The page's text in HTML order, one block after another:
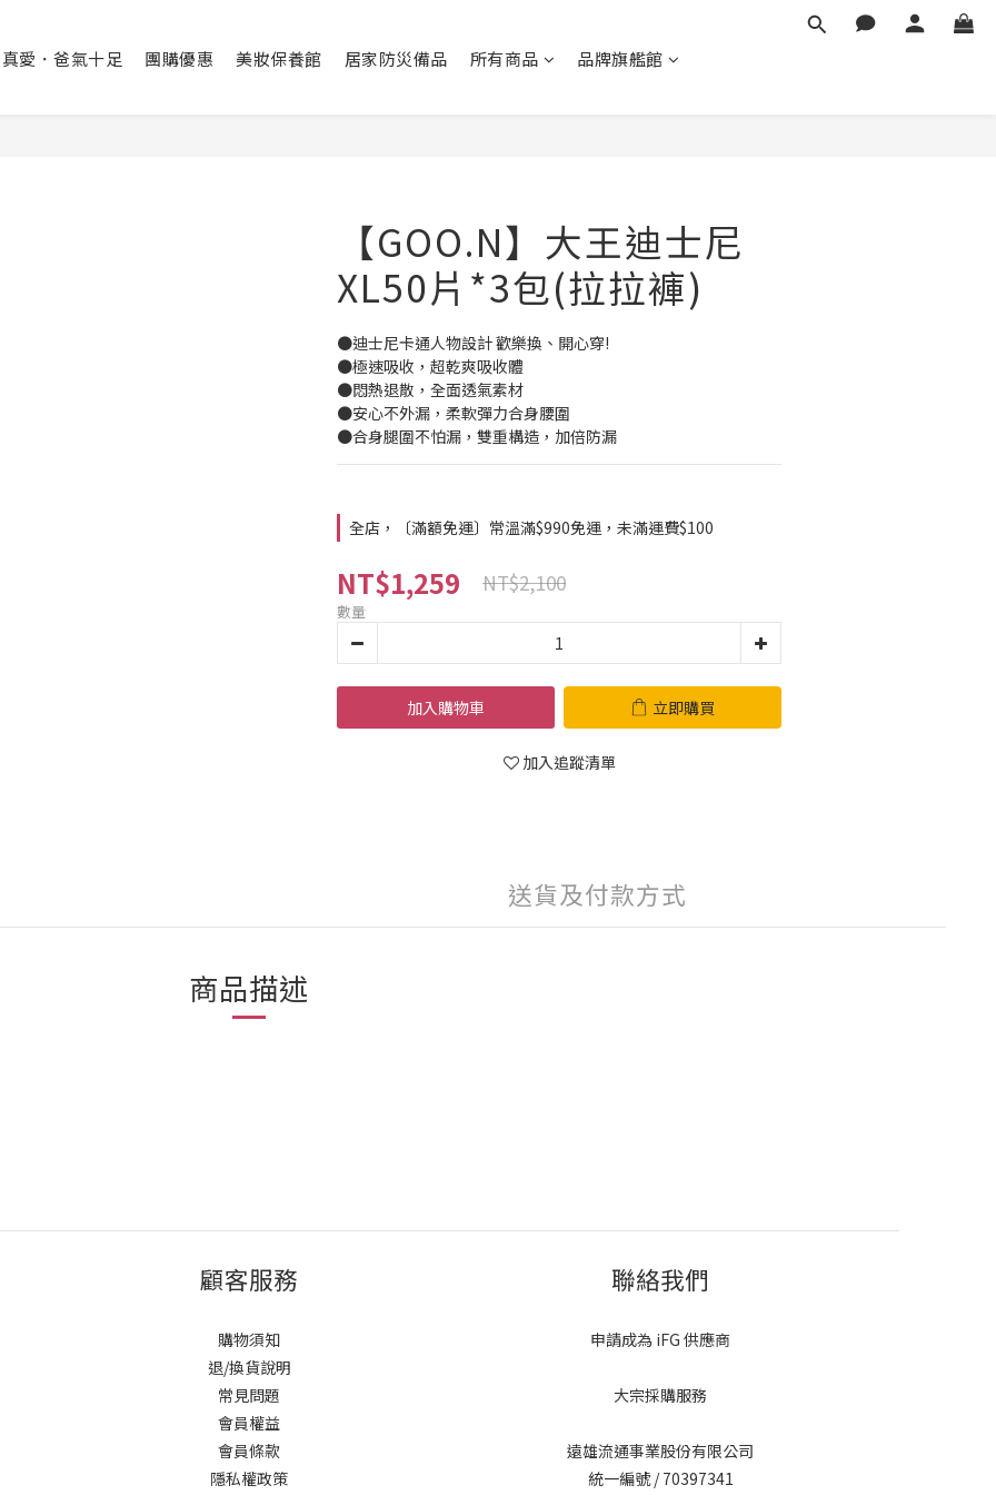
愛．爸氣十足 團購優惠 美妝保養館 居家防災備品 所有商品 品牌旗艦館
【GOO.N】大王迪士尼
XL50片*3包(拉拉褲)
●迪士尼卡通人物設計 歡樂換、開心穿!
●極速吸收，超乾爽吸收體
●悶熱退散，全面透氣素材
●安心不外漏，柔軟彈力合身腰圍
●合身腿圍不怕漏，雙重構造，加倍防漏
全店，〔滿額免運〕常溫滿$990免運，未滿運費$100
NT$1,259 NT$2,100
數量
加入購物車 立即購買
加入追蹤清單
送貨及付款方式
商品描述
顧客服務
購物須知
退/換貨說明
常見問題
會員權益
會員條款
隱私權政策
聯絡我們
申請成為 iFG 供應商
大宗採購服務
遠雄流通事業股份有限公司
統一編號 / 70397341